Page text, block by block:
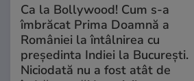
Ca la Bollywood! Cum s-a
îmbrăcat Prima Doamnă a
României la întâlnirea cu
președinta Indiei la București.
Niciodată nu a fost atât de